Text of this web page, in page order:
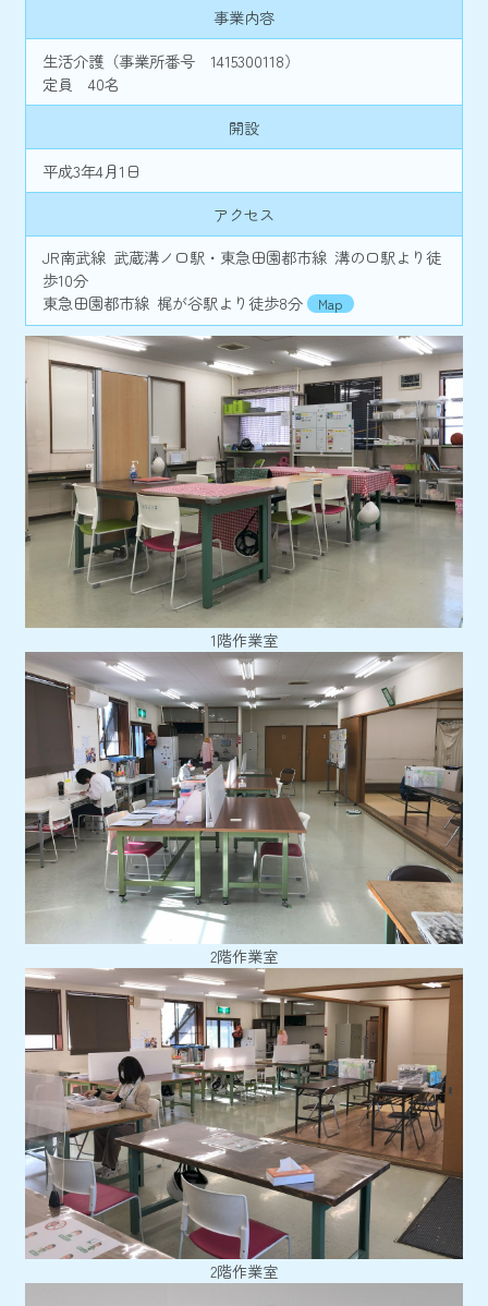
事業内容
生活介護（事業所番号 1415300118）
定員 40名
開設
平成3年4月1日
アクセス
JR南武線 武蔵溝ノ口駅・東急田園都市線 溝の口駅より徒
歩10分
東急田園都市線 梶が谷駅より徒歩8分
Map
1階作業室
2階作業室
2階作業室